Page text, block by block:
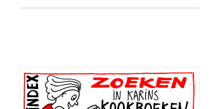
Primaire
Sidebar